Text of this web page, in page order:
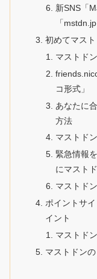
新SNS「
「
初めてマス
マストド
コ形式」
あなたに
方法
マストド
緊急情報
にマスト
マストド
ポイントサ
イント
マストド
マストドン